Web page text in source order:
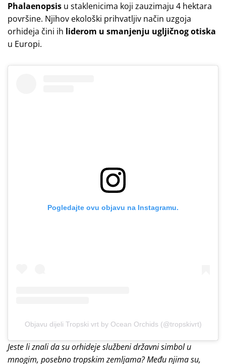
Phalaenopsis u staklenicima koji zauzimaju 4 hektara
površine. Njihov ekološki prihvatljiv način uzgoja
orhideja čini ih liderom u smanjenju ugljičnog otiska
u Europi.
Pogledajte ovu objavu na Instagramu.
Objavu dijeli Tropski vrt by Ocean Orchids (@tropskivrt)
Jeste li znali da su orhideje službeni državni simbol u
mnogim, posebno tropskim zemljama? Među njima su,